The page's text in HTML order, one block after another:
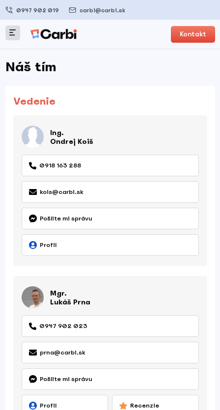
0947 902 019 carbi@carbi.sk
Kontakt
Náš tím
Vedenie
Ing.
Ondrej Koiš
0918 163 288
kois@carbi.sk
Pošlite mi správu
Profil
Mgr.
Lukáš Prna
0947 902 023
prna@carbi.sk
Pošlite mi správu
Profil Recenzie